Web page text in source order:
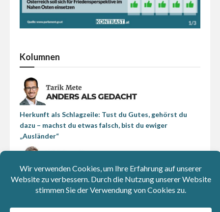
Kolumnen
Herkunft als Schlagzeile: Tust du Gutes, gehörst du
dazu – machst du etwas falsch, bist du ewiger
„Ausländer“
Beim Strom passiert die Energiewende schon: Die EU
und China sind beim Erneuerbaren-Ausbau Vorreiter